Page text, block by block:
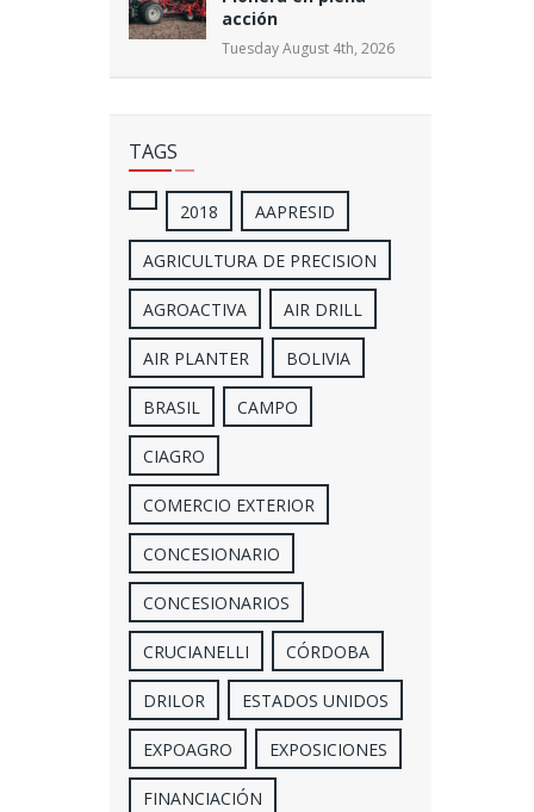
acción
Tuesday August 4th, 2026
TAGS
2018 AAPRESID
AGRICULTURA DE PRECISION
AGROACTIVA AIR DRILL
AIR PLANTER BOLIVIA
BRASIL CAMPO
CIAGRO
COMERCIO EXTERIOR
CONCESIONARIO
CONCESIONARIOS
CRUCIANELLI CÓRDOBA
DRILOR ESTADOS UNIDOS
EXPOAGRO EXPOSICIONES
FINANCIACIÓN